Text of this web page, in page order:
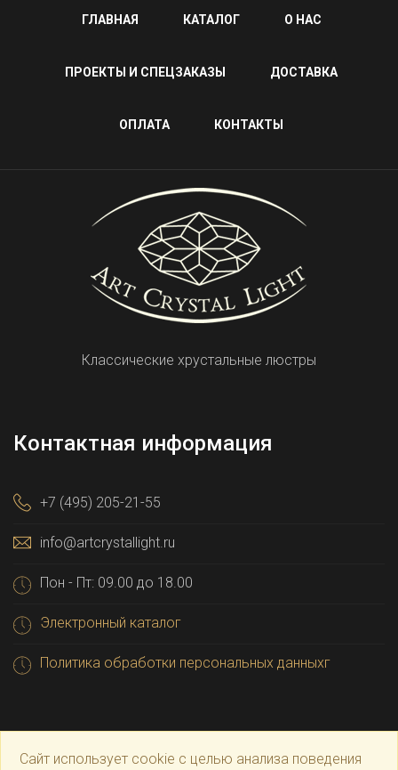
ГЛАВНАЯ КАТАЛОГ О НАС
ПРОЕКТЫ И СПЕЦЗАКАЗЫ ДОСТАВКА
ОПЛАТА КОНТАКТЫ
Классические хрустальные люстры
Контактная информация
+7 (495) 205-21-55
info@artcrystallight.ru
Пон - Пт: 09.00 до 18.00
Электронный каталог
Политика обработки персональных данныхг
Сайт использует cookie с целью анализа поведения